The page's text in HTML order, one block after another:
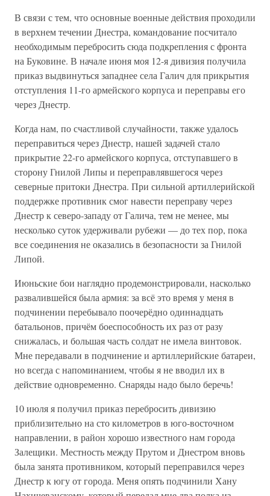
В связи с тем, что основные военные действия проходили
в верхнем течении Днестра, командование посчитало
необходимым перебросить сюда подкрепления с фронта
на Буковине. В начале июня моя 12-я дивизия получила
приказ выдвинуться западнее села Галич для прикрытия
отступления 11-го армейского корпуса и переправы его
через Днестр.
Когда нам, по счастливой случайности, также удалось
переправиться через Днестр, нашей задачей стало
прикрытие 22-го армейского корпуса, отступавшего в
сторону Гнилой Липы и переправлявшегося через
северные притоки Днестра. При сильной артиллерийской
поддержке противник смог навести переправу через
Днестр к северо-западу от Галича, тем не менее, мы
несколько суток удерживали рубежи — до тех пор, пока
все соединения не оказались в безопасности за Гнилой
Липой.
Июньские бои наглядно продемонстрировали, насколько
развалившейся была армия: за всё это время у меня в
подчинении перебывало поочерёдно одиннадцать
батальонов, причём боеспособность их раз от разу
снижалась, и большая часть солдат не имела винтовок.
Мне передавали в подчинение и артиллерийские батареи,
но всегда с напоминанием, чтобы я не вводил их в
действие одновременно. Снаряды надо было беречь!
10 июля я получил приказ перебросить дивизию
приблизительно на сто километров в юго-восточном
направлении, в район хорошо известного нам города
Залещики. Местность между Прутом и Днестром вновь
была занята противником, который переправился через
Днестр к югу от города. Меня опять подчинили Хану